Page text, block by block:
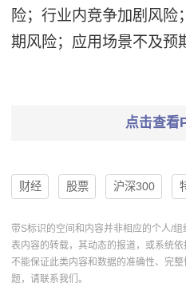
险；行业内竞争加剧风险
期风险；应用场景不及预
点击查看
财经 股票 沪深300
人工智能 独角兽 宁德时代
专用设备 维持评级 盛视
带S标识的空间和内容并非相应的个人/
表内容的转载，其动态的报道，或系统
不能保证此类内容和数据的准确性、完
题，请联系我们。